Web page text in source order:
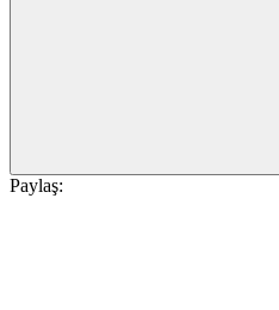
Paylaş: